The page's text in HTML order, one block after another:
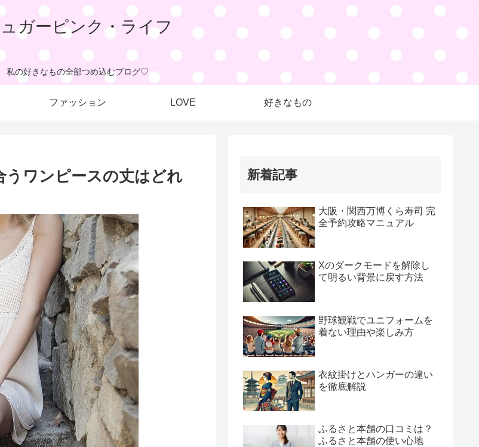
ガーピンク・ライフ
私の好きなもの全部つめ込むブログ♡
ファッション LOVE 好きなもの
うワンピースの丈はどれ
新着記事
大阪・関西万博くら寿司 完
全予約攻略マニュアル
Xのダークモードを解除し
て明るい背景に戻す方法
野球観戦でユニフォームを
着ない理由や楽しみ方
衣紋掛けとハンガーの違い
を徹底解説
ふるさと本舗の口コミは？
ふるさと本舗の使い心地